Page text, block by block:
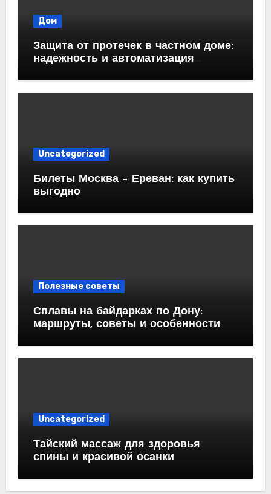
Дом
Защита от протечек в частном доме:
надежность и автоматизация
Uncategorized
Билеты Москва – Ереван: как купить
выгодно
Полезные советы
Сплавы на байдарках по Дону:
маршруты, советы и особенности
Uncategorized
Тайский массаж для здоровья
спины и красивой осанки